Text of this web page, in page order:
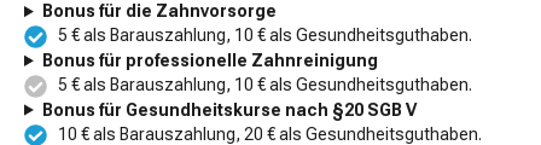
Bonus für die Zahnvorsorge
5 € als Barauszahlung, 10 € als Gesundheitsguthaben.
Bonus für professionelle Zahnreinigung
5 € als Barauszahlung, 10 € als Gesundheitsguthaben.
Bonus für Gesundheitskurse nach §20 SGB V
10 € als Barauszahlung, 20 € als Gesundheitsguthaben.